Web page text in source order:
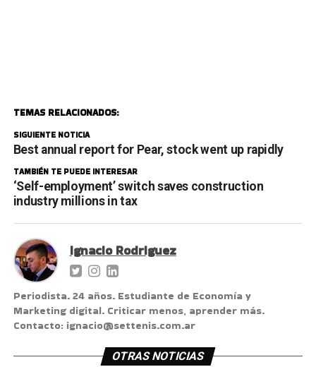
TEMAS RELACIONADOS:
SIGUIENTE NOTICIA
Best annual report for Pear, stock went up rapidly
TAMBIÉN TE PUEDE INTERESAR
‘Self-employment’ switch saves construction
industry millions in tax
Ignacio Rodriguez
Periodista. 24 años. Estudiante de Economía y
Marketing digital. Criticar menos, aprender más.
Contacto: ignacio@settenis.com.ar
OTRAS NOTICIAS